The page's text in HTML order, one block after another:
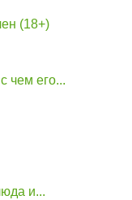
(18+)
чем его...
и...